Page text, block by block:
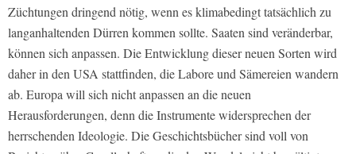
Züchtungen dringend nötig, wenn es klimabedingt tatsächlich zu
langanhaltenden Dürren kommen sollte. Saaten sind veränderbar,
können sich anpassen. Die Entwicklung dieser neuen Sorten wird
daher in den USA stattfinden, die Labore und Sämereien wandern
ab. Europa will sich nicht anpassen an die neuen
Herausforderungen, denn die Instrumente widersprechen der
herrschenden Ideologie. Die Geschichtsbücher sind voll von